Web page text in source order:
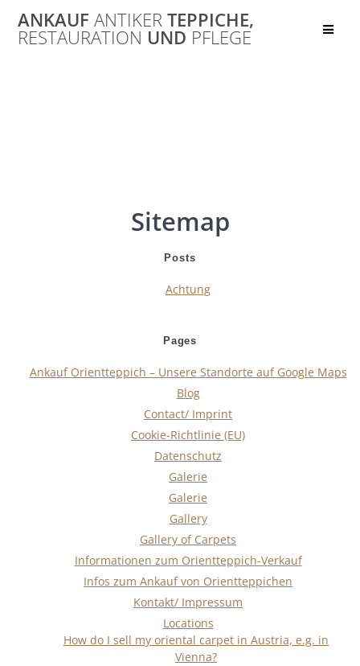
to
content
ANKAUF ANTIKERTEPPICHE,
RESTAURATION UND PFLEGE
Sitemap
Posts
Achtung
Pages
Ankauf Orientteppich – Unsere Standorte auf Google Maps
Blog
Contact/ Imprint
Cookie-Richtlinie (EU)
Datenschutz
Galerie
Galerie
Gallery
Gallery of Carpets
Informationen zum Orientteppich-Verkauf
Infos zum Ankauf von Orientteppichen
Kontakt/ Impressum
Locations
How do I sell my oriental carpet in Austria, e.g. in
Vienna?